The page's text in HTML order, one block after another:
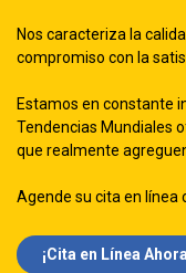
Nos caracteriza la
compromiso con la
Estamos en constante
Tendencias Mundiales
que realmente
Agende su cita en línea
¡Cita en Línea